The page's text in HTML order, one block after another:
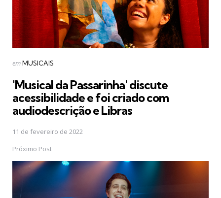
Postado
emMUSICAIS
'Musical da Passarinha' discute
acessibilidade e foi criado com
audiodescrição e Libras
11 de fevereiro de 2022
Próximo Post